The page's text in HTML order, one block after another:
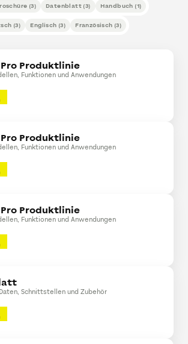
(3) Datenblatt (3) Handbuch (1)
(3) Englisch (3) Französisch (3)
Produktlinie
Funktionen und Anwendungen
Produktlinie
Funktionen und Anwendungen
Produktlinie
Funktionen und Anwendungen
Schnittstellen und Zubehör